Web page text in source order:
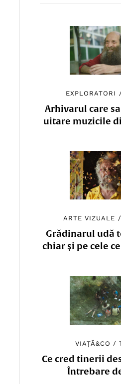
EXPLORATORI
Arhivarul care
uitare muzicile
ARTE VIZUALE
Grădinarul udă
chiar și pe cele
VIAȚĂ&CO /
Ce cred tinerii
Întrebare